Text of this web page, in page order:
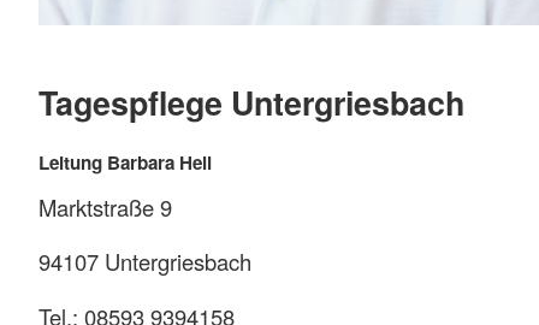
Tagespflege Untergriesbach
Leitung Barbara Hell
Marktstraße 9
94107 Untergriesbach
Tel.: 08593 9394158